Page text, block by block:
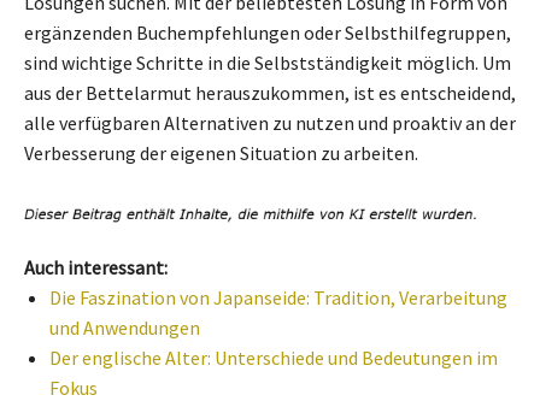
ergänzenden Buchempfehlungen oder Selbsthilfegruppen,
sind wichtige Schritte in die Selbstständigkeit möglich. Um
aus der Bettelarmut herauszukommen, ist es entscheidend,
alle verfügbaren Alternativen zu nutzen und proaktiv an der
Verbesserung der eigenen Situation zu arbeiten.
Auch interessant:
Die Faszination von Japanseide: Tradition, Verarbeitung
und Anwendungen
Der englische Alter: Unterschiede und Bedeutungen im
Fokus